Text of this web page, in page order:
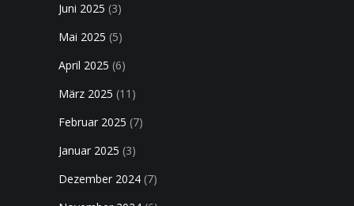
Juni 2025 (3)
Mai 2025 (5)
April 2025 (6)
März 2025 (11)
Februar 2025 (7)
Januar 2025 (3)
Dezember 2024 (7)